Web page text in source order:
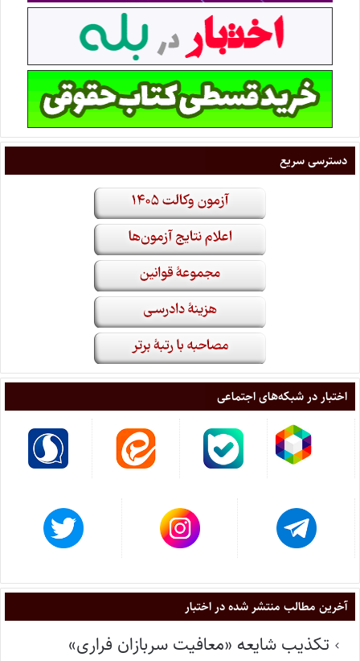
دسترسی سریع
اختبار در شبکه‌های اجتماعی
آخرین مطالب منتشر شده در اختبار
تکذیب شایعه «معافیت سربازان فراری»